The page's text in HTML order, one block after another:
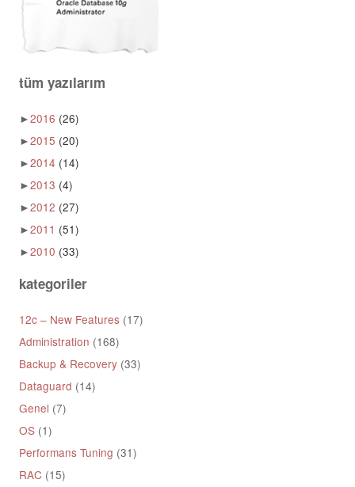
tüm yazılarım
►2016 (26)
►2015 (20)
►2014 (14)
►2013 (4)
►2012 (27)
►2011 (51)
►2010 (33)
kategoriler
12c – New Features(17)
Administration (168)
Backup & Recovery(33)
Dataguard (14)
Genel (7)
OS(1)
Performans Tuning (31)
RAC (15)